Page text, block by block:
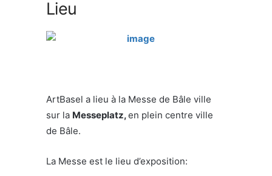
Lieu
ArtBasel a lieu à la Messe de Bâle ville
sur la Messeplatz,en plein centre ville
de Bâle.
La Messe est le lieu d’exposition: